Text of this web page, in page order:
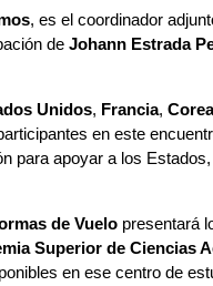
, es el coordinador
de Johann Estrada
Unidos, Francia, Corea
en este
para apoyar a los
de Vuelopresentará
Superior de Ciencias
en ese centro de